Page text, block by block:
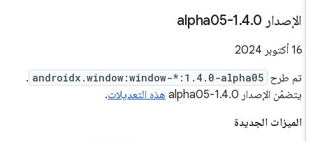
الإصدار 1 .4.0-alpha05
‫16 أكتوبر 2024
تم طرح androidx.window:window-*:1.4.0-alpha05
.
يتضمّن الإصدار 1.4.0-alpha05
هذه التعديلات.
الميزات الجديدة